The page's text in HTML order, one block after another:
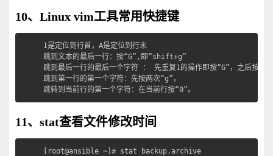
10、Linux vim工具常用快捷键
I是定位到行首，A是定位到行末
跳到文本的最后一行：按“G”,即“shift+g”
跳到最后一行的最后一个字符 ： 先重复1的操作即按“G”，之后按
跳到第一行的第一个字符：先按两次“g”，
跳转到当前行的第一个字符：在当前行按“0”。
11、stat查看文件修改时间
[root@ansible ~]# stat backup.archive